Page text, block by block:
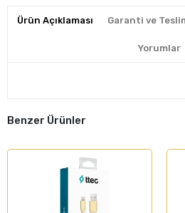
Ürün Açıklaması Garanti ve
Yorumlar
Benzer Ürünler